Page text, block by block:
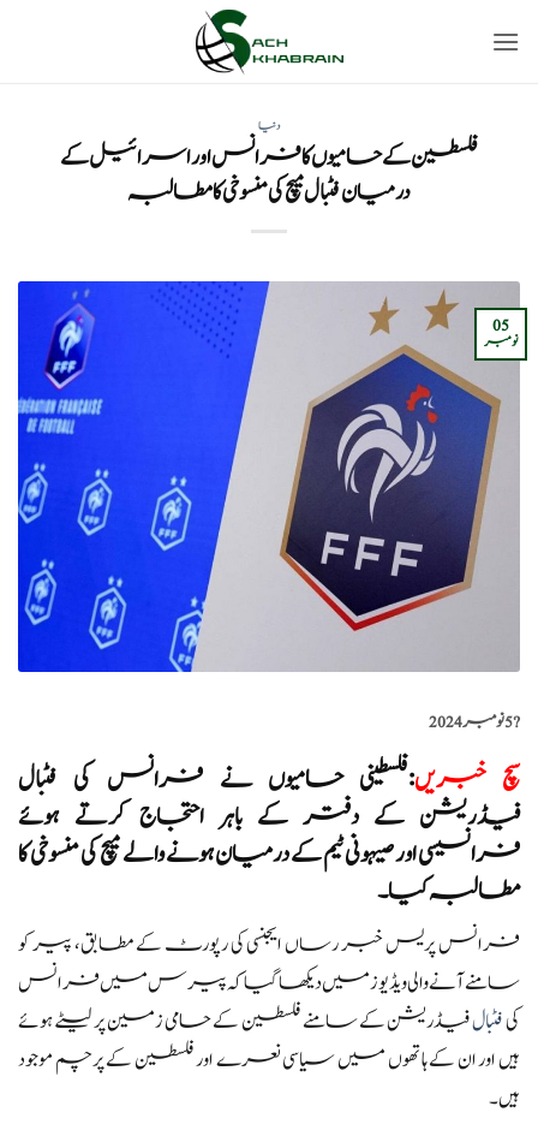
دنیا
فلسطین کے حامیوں کا فرانس اور اسرائیل کے
درمیان فٹبال میچ کی منسوخی کا مطالبہ
05
نومبر
?️5 نومبر 2024
سچ خبریں:فلسطینی حامیوں نے فرانس کی فٹبال
فیڈریشن کے دفتر کے باہر احتجاج کرتے ہوئے
فرانسیسی اور صیہونی ٹیم کے درمیان ہونے والے میچ کی منسوخی کا
مطالبہ کیا۔
فرانس پریس خبر رساں ایجنسی کی رپورٹ کے مطابق، پیر کو
سامنے آنے والی ویڈیوز میں دیکھا گیا کہ پیرس میں فرانس
کیفٹبالفیڈریشن کے سامنے فلسطین کے حامی زمین پر لیٹے ہوئے
ہیں اور ان کے ہاتھوں میں سیاسی نعرے اور فلسطین کے پرچم موجود
ہیں۔